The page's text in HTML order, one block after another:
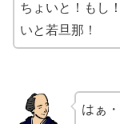
ちょいと！もし
いと若旦那！
はぁ